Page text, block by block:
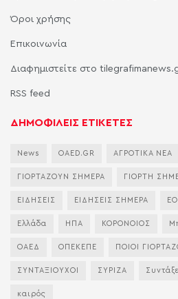
Όροι χρήσης
Επικοινωνία
Διαφημιστείτε στο
RSS feed
ΔΗΜΟΦΙΛΕΙΣ ΕΤΙΚΕΤΕΣ
News OAED.GR ΑΓΡΟΤΙΚΑ ΝΕΑ
ΓΙΟΡΤΑΖΟΥΝ ΣΗΜΕΡΑ ΓΙΟΡΤΗ
ΕΙΔΗΣΕΙΣ ΕΙΔΗΣΕΙΣ ΣΗΜΕΡΑ
Ελλάδα ΗΠΑ ΚΟΡΟΝΟΙΟΣ
ΟΑΕΔ ΟΠΕΚΕΠΕ ΠΟΙΟΙ
ΣΥΝΤΑΞΙΟΥΧΟΙ ΣΥΡΙΖΑ
καιρός